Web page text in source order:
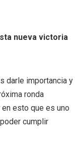
nueva victoria
darle importancia y
ronda
esto que es uno
cumplir